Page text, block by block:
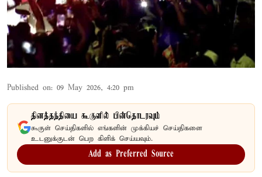
Published on: 09 May 2026, 4:20 pm
தினத்தந்தியை கூகுளில் பின்தொடரவும்
கூகுள் செய்திகளில் எங்களின் முக்கியச் செய்திகளை
உடனுக்குடன் பெற கிளிக் செய்யவும்.
Add as Preferred Source